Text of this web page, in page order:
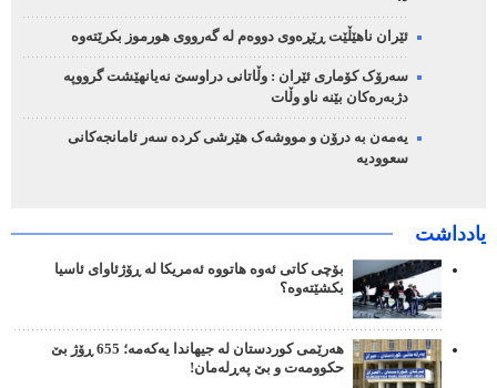
ئێران ناهێڵێت ڕێڕەوی دووەم لە گەرووی هورموز بکرێتەوە
سەرۆک کۆماری ئێران : وڵاتانی دراوسێ نەیانهێشت گرووپە
دژبەرەکان بێنە ناو وڵات
یەمەن بە درۆن و مووشەک هێرشی کردە سەر ئامانجەکانی
سعوودیە
یادداشت
بۆچی کاتی ئەوە هاتووە ئەمریکا لە ڕۆژئاوای ئاسیا
بکشێتەوە؟
هەرێمی کوردستان لە جیهاندا یەکەمە؛ 655 ڕۆژ بێ
حکوومەت و بێ پەڕلەمان!